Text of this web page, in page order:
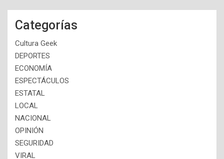
Categorías
Cultura Geek
DEPORTES
ECONOMÍA
ESPECTÁCULOS
ESTATAL
LOCAL
NACIONAL
OPINIÓN
SEGURIDAD
VIRAL